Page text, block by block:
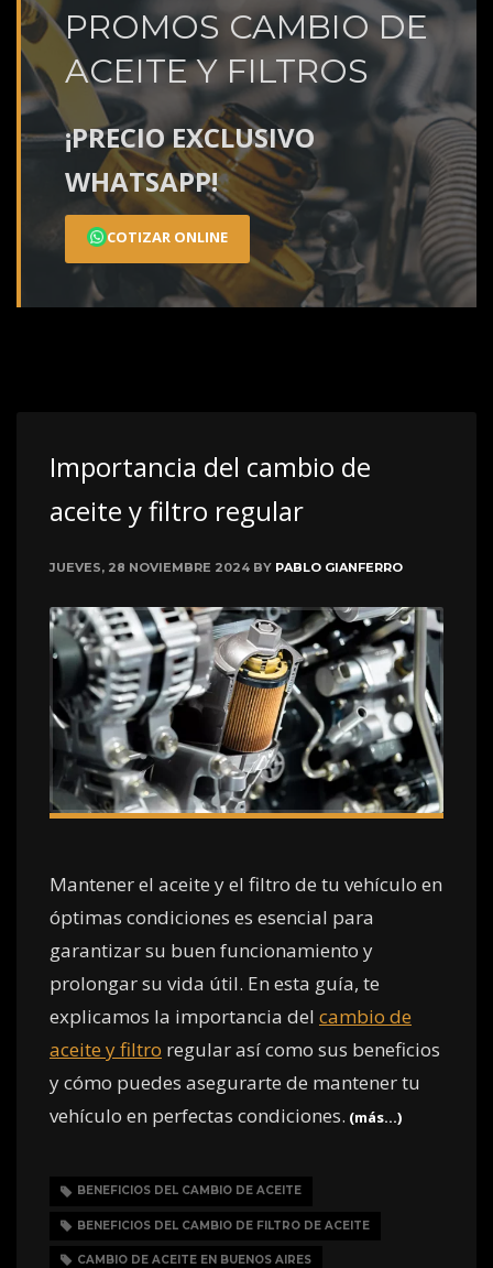
PROMOS CAMBIO DE
ACEITE Y FILTROS
¡PRECIO EXCLUSIVO
WHATSAPP!
COTIZAR ONLINE
Importancia del cambio de
aceite y filtro regular
JUEVES, 28 NOVIEMBRE 2024 BY PABLO GIANFERRO
Mantener el aceite y el filtro de tu vehículo en
óptimas condiciones es esencial para
garantizar su buen funcionamiento y
prolongar su vida útil. En esta guía, te
explicamos la importancia del cambio de
aceite y filtro regular así como sus beneficios
y cómo puedes asegurarte de mantener tu
vehículo en perfectas condiciones. (más…)
BENEFICIOS DEL CAMBIO DE ACEITE
BENEFICIOS DEL CAMBIO DE FILTRO DE ACEITE
CAMBIO DE ACEITE EN BUENOS AIRES